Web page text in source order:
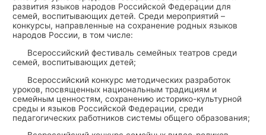
развития языков народов Российской Федерации для
семей, воспитывающих детей. Среди мероприятий –
конкурсы, направленные на сохранение родных языков
народов России, в том числе:
Всероссийский фестиваль семейных театров среди
семей, воспитывающих детей;
Всероссийский конкурс методических разработок
уроков, посвященных национальным традициям и
семейным ценностям, сохранению историко-культурной
среды и языков Российской Федерации, среди
педагогических работников системы общего образования;